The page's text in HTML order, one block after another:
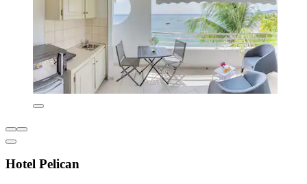
Hotel Pelican